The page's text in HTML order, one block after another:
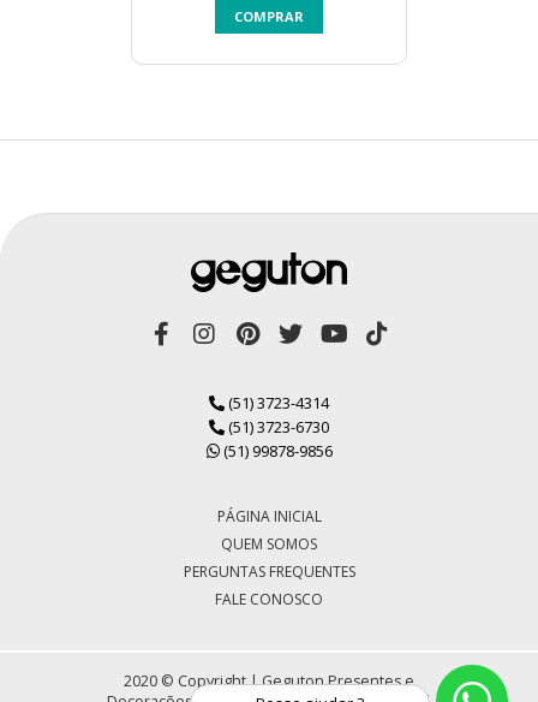
COMPRAR
(51) 3723-4314
(51) 3723-6730
(51) 99878-9856
PÁGINA INICIAL
QUEM SOMOS
PERGUNTAS FREQUENTES
FALE CONOSCO
2020 © Copyright | Geguton Presentes e